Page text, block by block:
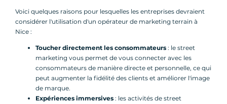
Voici quelques raisons pour lesquelles les entreprises devraient
considérer l'utilisation d'un opérateur de marketing terrain à
Nice :
Toucher directement les consommateurs : le street
marketing vous permet de vous connecter avec les
consommateurs de manière directe et personnelle, ce qui
peut augmenter la fidélité des clients et améliorer l'image
de marque.
Expériences immersives : les activités de street